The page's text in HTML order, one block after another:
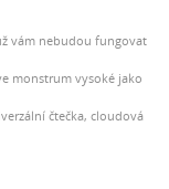
vám nebudou fungovat
monstrum vysoké jako
čtečka, cloudová